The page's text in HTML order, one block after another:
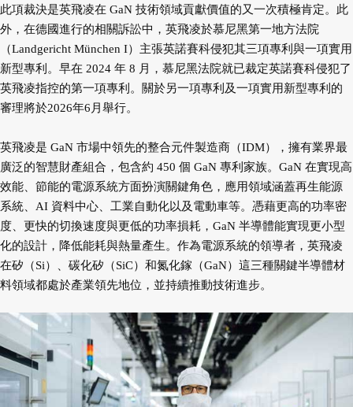
此項裁決是英飛凌在 GaN 技術領域貢獻價值的又一次積極肯定。此
外，在德國進行的相關訴訟中，英飛凌於慕尼黑第一地方法院
（Landgericht München I）主張英諾賽科侵犯其三項專利與一項實用
新型專利。早在 2024 年 8 月，慕尼黑法院就已裁定英諾賽科侵犯了
英飛凌指控的第一項專利。關於另一項專利及一項實用新型專利的
審理將於2026年6月舉行。
英飛凌是 GaN 市場中領先的整合元件製造商（IDM），擁有業界最
廣泛的智慧財產組合，包含約 450 個 GaN 專利家族。GaN 在實現高
效能、節能的電源系統方面扮演關鍵角色，應用領域涵蓋再生能源
系統、AI 資料中心、工業自動化以及電動車等。憑藉更高的功率密
度、更快的切換速度與更低的功率損耗，GaN 半導體能實現更小型
化的設計，降低能耗與熱量產生。作為電源系統的領導者，英飛凌
在矽（Si）、碳化矽（SiC）和氮化鎵（GaN）這三種關鍵半導體材
料領域都處於產業領先地位，並持續推動技術進步。